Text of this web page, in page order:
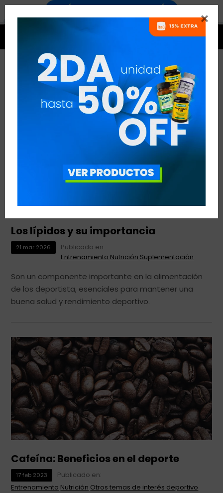

TAG: RENDIMIENTO
VER TODAS LAS ENTRADAS
Los lípidos y su importancia
21 mar 2026
Publicado en:
Entrenamiento Nutrición Suplementación
Son un componente importante en la alimentación
de los deportista, esenciales para mantener una
buena salud y rendimiento deportivo.
Cafeína: Beneficios en el deporte
17 feb 2023
Publicado en:
Entrenamiento Nutrición Otros temas de interés deportivo